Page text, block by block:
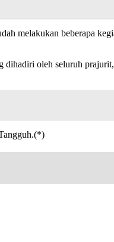
melakukan beberapa
oleh seluruh